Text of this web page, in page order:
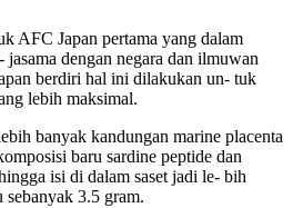
AFC Japan pertama yang dalam
jasama dengan negara dan ilmuwan
berdiri hal ini dilakukan un- tuk
lebih maksimal.
banyak kandungan marine placenta
baru sardine peptide dan
isi di dalam saset jadi le- bih
3.5 gram.